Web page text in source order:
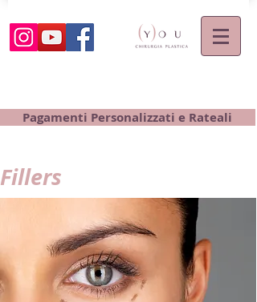
Pagamenti Personalizzati e Rateali
Fillers